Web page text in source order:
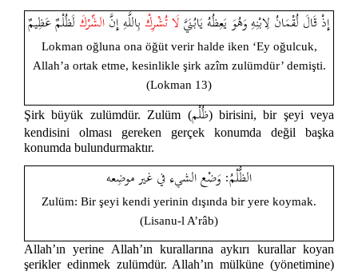
إِذْ قَالَ لُقْمَانُ لِابْنِهِ وَهُوَ يَعِظُهُ يَابُنَيَّلَا تُشْرِكْ بِاللَّهِ إِنَّالشِّرْكَ لَظُلْمٌ عَظِيمٌ
Lokman oğluna ona öğüt verir halde iken ‘Ey oğulcuk,
Allah’a ortak etme, kesinlikle şirk azîm zulümdür’ demişti.
(Lokman 13)
Şirk büyük zulümdür. Zulüm (ظُلْم) birisini, bir şeyi veya
kendisini olması gereken gerçek konumda değil başka
konumda bulundurmaktır.
الظُّلْمُ: وَضْع الشيء في غير موضِعه
Zulüm: Bir şeyi kendi yerinin dışında bir yere koymak.
(Lisanu-l A’râb)
Allah’ın yerine Allah’ın kurallarına aykırı kurallar koyan
şerikler edinmek zulümdür. Allah’ın mülküne (yönetimine)